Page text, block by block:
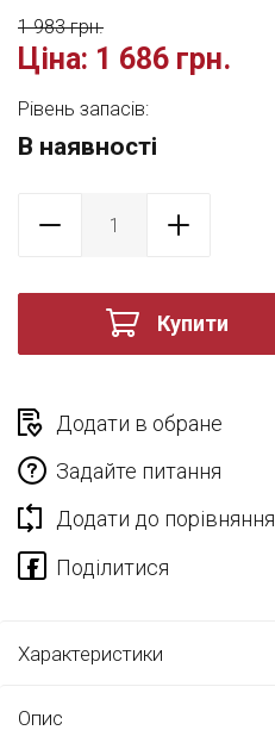
Ціна: 1 686 грн.
1 983 грн.
Рівень запасів:
В наявності
Купити
Додати в обране
Задайте питання
Додати до порівняння
Характеристики
Опис